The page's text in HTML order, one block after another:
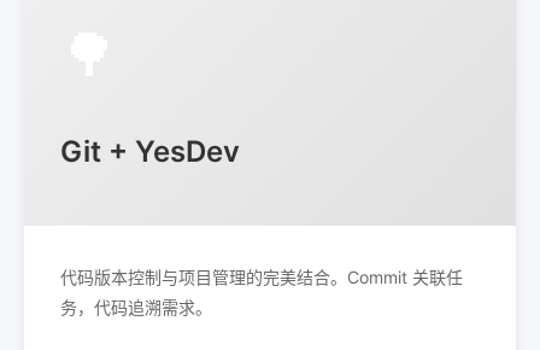
Git + YesDev
代码版本控制与项目管理的完美结合。Commit 关联任
务，代码追溯需求。